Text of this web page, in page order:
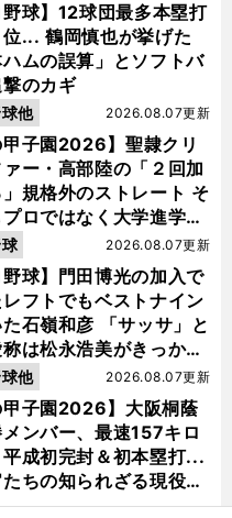
野球】12球団最多本塁打
... 鶴岡慎也が挙げた
ハムの誤算」とソフトバ
のカギ
甲子園2026】聖隷クリ
ー・高部陸の「２回加
規格外のストレート そ
ロではなく大学進学を
2026.08.07更新
他
野球】門田博光の加入で
フトでもベストナイン
石嶺和彦 「サッサ」と
は松永浩美がきっか
2026.08.07更新
甲子園2026】大阪桐蔭
ンバー、最速157キロ
成初完封＆初本塁打...
ちの知られざる現役時
2026.08.07更新
他